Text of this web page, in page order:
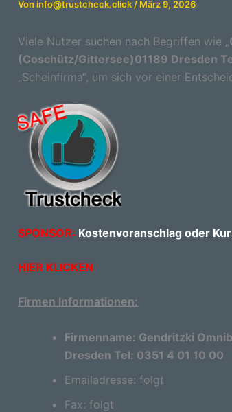
Von info@trustcheck.click / März 9, 2026
Viele Nutzer suchen nach Begriffen wie „
(Coschütz/Gittersee)01189 Dresden
„Scheinfirma“, um sich vor einer
SPONSOR: Kostenvoranschlag oder
HIER KLICKEN
Firmen Informationen:
Firmenname: Gendritzki
Dresden Tel: 0351 4 01 10 00
Emailadresse: folgt
Fax: folgt